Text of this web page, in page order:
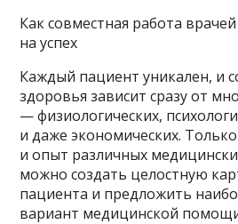
Как совместная работа
на успех
Каждый пациент уникален, и
здоровья зависит сразу от
— физиологических,
и даже экономических.
и опыт различных
можно создать целостную
пациента и предложить
вариант медицинской